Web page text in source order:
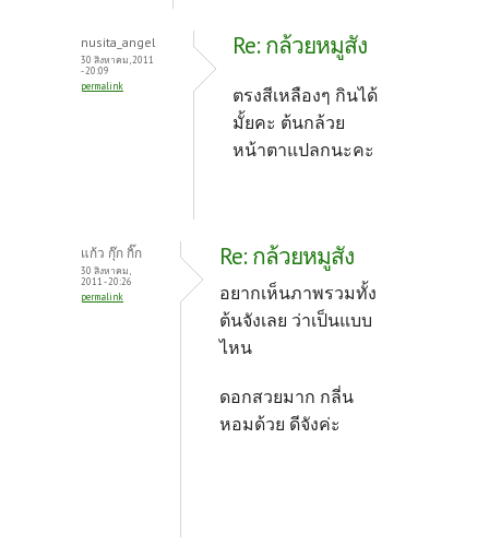
nusita_angel
30 สิงหาคม, 2011
- 20:09
permalink
Re: กล้วยหมูสัง
ตรงสีเหลืองๆ กินได้
มั้ยคะ ต้นกล้วย
หน้าตาแปลกนะคะ
แก้ว กุ๊ก กิ๊ก
30 สิงหาคม,
2011 - 20:26
permalink
Re: กล้วยหมูสัง
อยากเห็นภาพรวมทั้ง
ต้นจังเลย ว่าเป็นแบบ
ไหน
ดอกสวยมาก กลี่น
หอมด้วย ดีจังค่ะ